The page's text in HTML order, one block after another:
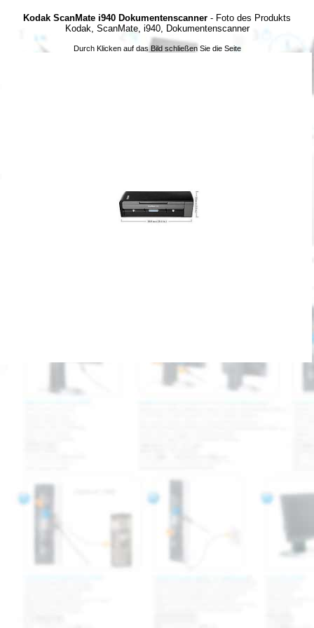
Kodak ScanMate i940 Dokumentenscanner - Foto des Produkts
Kodak, ScanMate, i940, Dokumentenscanner
Durch Klicken auf das Bild schließen Sie die Seite